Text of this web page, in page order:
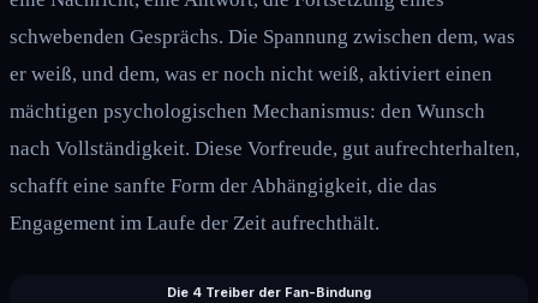
schwebenden Gesprächs. Die Spannung zwischen dem, was
er weiß, und dem, was er noch nicht weiß, aktiviert einen
mächtigen psychologischen Mechanismus: den Wunsch
nach Vollständigkeit. Diese Vorfreude, gut aufrechterhalten,
schafft eine sanfte Form der Abhängigkeit, die das
Engagement im Laufe der Zeit aufrechthält.
Die 4 Treiber der Fan-Bindung